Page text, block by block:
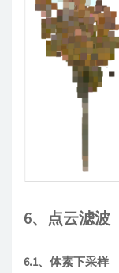
6、点云滤波
6.1、体素下采样